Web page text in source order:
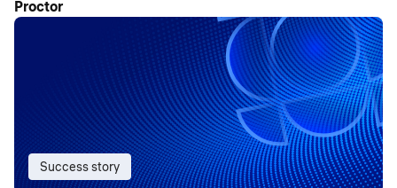
Proctor
Success story